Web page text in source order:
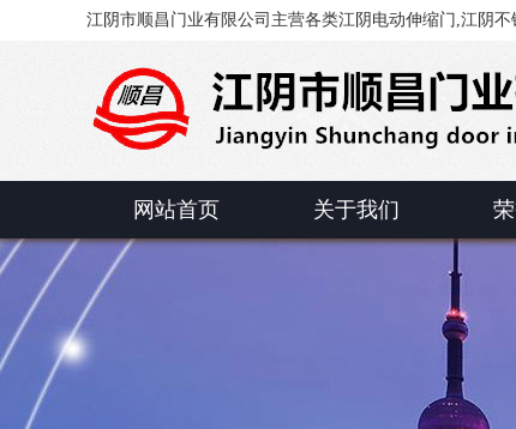
江阴市顺昌门业有限公司主营各类江阴电动伸缩门,江阴
网站首页 关于我们